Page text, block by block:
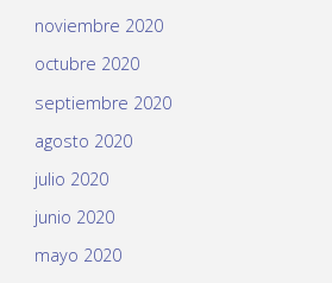
noviembre 2020
octubre 2020
septiembre 2020
agosto 2020
julio 2020
junio 2020
mayo 2020